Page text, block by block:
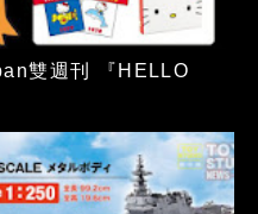
雙週刊 『HELLO